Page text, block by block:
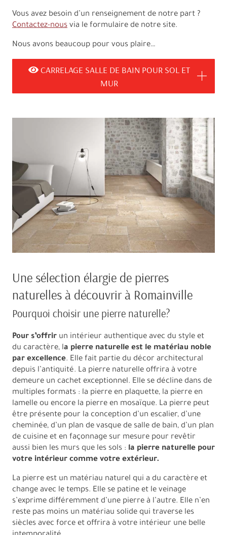
Vous avez besoin d’un renseignement de notre part ?
Contactez-nous via le formulaire de notre site.
Nous avons beaucoup pour vous plaire…
CARRELAGE SALLE DE BAIN POUR SOL ET
MUR
Une sélection élargie de pierres
naturelles à découvrir à Romainville
Pourquoi choisir une pierre naturelle?
Pour s’offrir un intérieur authentique avec du style et
du caractère, la pierre naturelle est le matériau noble
par excellence. Elle fait partie du décor architectural
depuis l’antiquité. La pierre naturelle offrira à votre
demeure un cachet exceptionnel. Elle se décline dans de
multiples formats : la pierre en plaquette, la pierre en
lamelle ou encore la pierre en mosaïque. La pierre peut
être présente pour la conception d’un escalier, d’une
cheminée, d’un plan de vasque de salle de bain, d’un plan
de cuisine et en façonnage sur mesure pour revêtir
aussi bien les murs que les sols : la pierre naturelle pour
votre intérieur comme votre extérieur.
La pierre est un matériau naturel qui a du caractère et
change avec le temps. Elle se patine et le veinage
s’exprime différemment d’une pierre à l’autre. Elle n’en
reste pas moins un matériau solide qui traverse les
siècles avec force et offrira à votre intérieur une belle